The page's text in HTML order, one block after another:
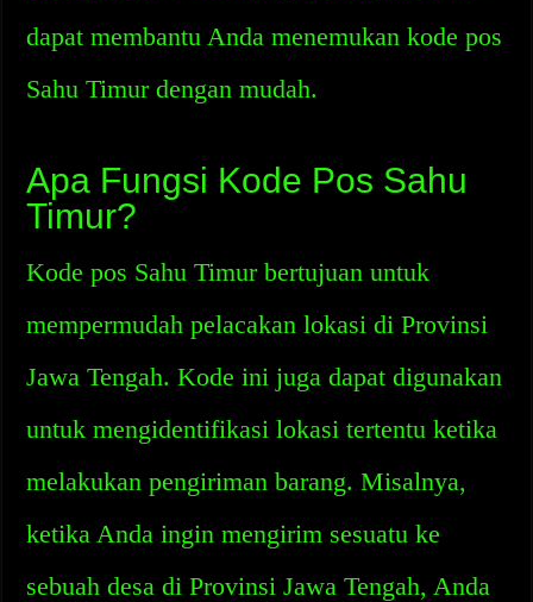
dapat membantu Anda menemukan kode pos
Sahu Timur dengan mudah.
Apa Fungsi Kode Pos Sahu
Timur?
Kode pos Sahu Timur bertujuan untuk
mempermudah pelacakan lokasi di Provinsi
Jawa Tengah. Kode ini juga dapat digunakan
untuk mengidentifikasi lokasi tertentu ketika
melakukan pengiriman barang. Misalnya,
ketika Anda ingin mengirim sesuatu ke
sebuah desa di Provinsi Jawa Tengah, Anda